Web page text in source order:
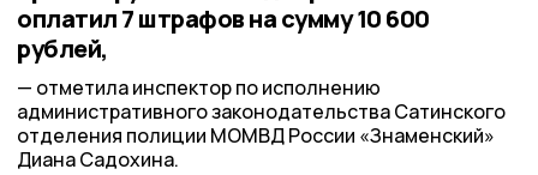
оплатил 7 штрафов на сумму 10 600
рублей,
отметила инспектор по исполнению
административного законодательства Сатинского
отделения полиции МОМВД России «Знаменский»
Диана Садохина.